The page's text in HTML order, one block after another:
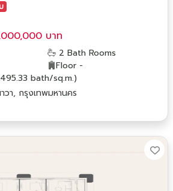
บาท
2 Bath Rooms
Floor -
bath/sq.m.)
า, กรุงเทพมหานคร